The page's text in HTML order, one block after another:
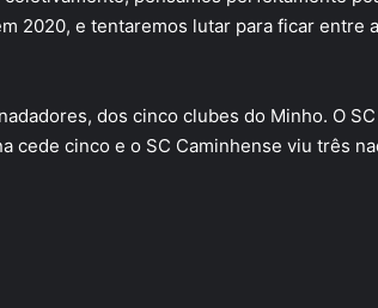
2020, e tentaremos lutar para ficar entre
dos cinco clubes do Minho. O
cede cinco e o SC Caminhense viu três